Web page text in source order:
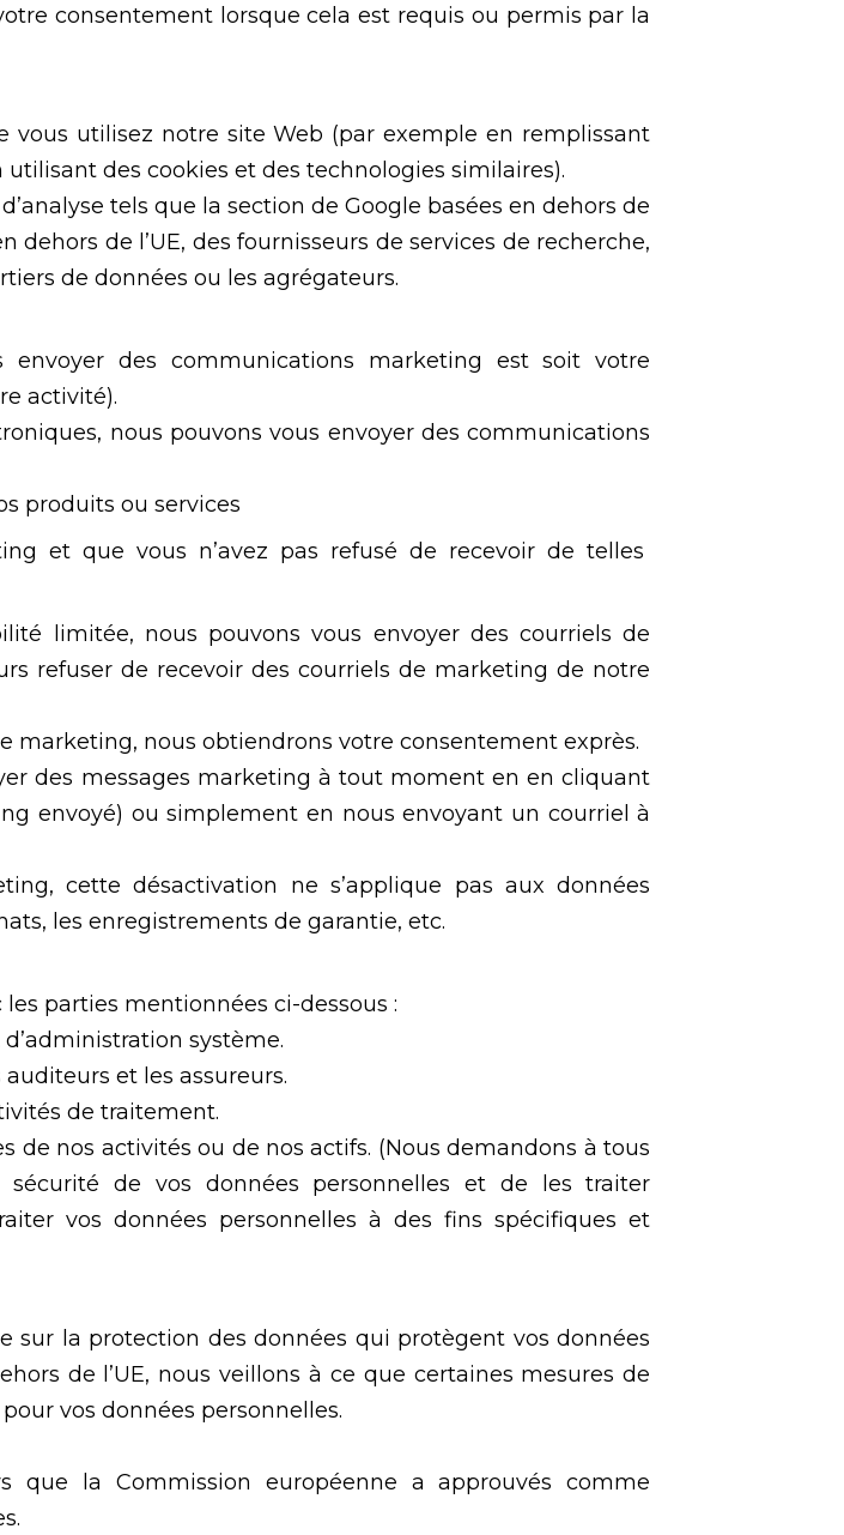
consentement lorsque cela est requis ou permis par la
utilisez notre site Web (par exemple en remplissant
des cookies et des technologies similaires).
tels que la section de Google basées en dehors de
de l’UE, des fournisseurs de services de recherche,
de données ou les agrégateurs.
des communications marketing est soit votre
activité).
nous pouvons vous envoyer des communications
produits ou services
et que vous n’avez pas refusé de recevoir de telles
limitée, nous pouvons vous envoyer des courriels de
refuser de recevoir des courriels de marketing de notre
marketing, nous obtiendrons votre consentement exprès.
des messages marketing à tout moment en en cliquant
envoyé) ou simplement en nous envoyant un courriel à
cette désactivation ne s’applique pas aux données
les enregistrements de garantie, etc.
parties mentionnées ci-dessous :
système.
et les assureurs.
de traitement.
de nos activités ou de nos actifs. (Nous demandons à tous
de vos données personnelles et de les traiter
vos données personnelles à des fins spécifiques et
sur la protection des données qui protègent vos données
de l’UE, nous veillons à ce que certaines mesures de
vos données personnelles.
que la Commission européenne a approuvés comme